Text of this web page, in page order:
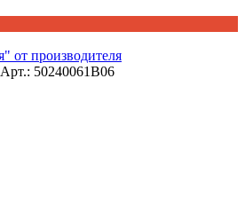
Арт.: 50240061В06